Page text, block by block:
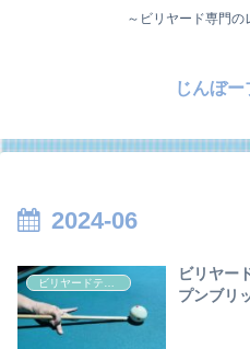
～ビリヤード専門の
じんぼ
2024-06
ビリヤードテクニック
ビリヤー
プンブリ